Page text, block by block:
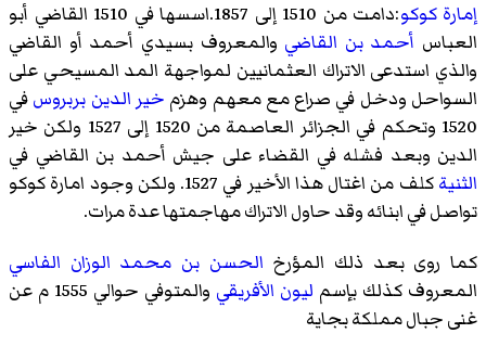
إمارة كوكو
:دامت من 1510 إلى 1857.اسسها في 1510 القاضي أبو
العباس أحمد بن القاضي والمعروف بسيدي أحمد أو القاضي
والذي استدعى الاتراك العثمانيين لمواجهة المد المسيحي على
السواحل ودخل في صراع مع معهم وهزم خير الدين بربروسفي
1520 وتحكم في الجزائر العاصمة من 1520 إلى 1527 ولكن خير
الدين وبعد فشله في القضاء على جيش أحمد بن القاضي في
الثنية
كلف من اغتال هذا الأخير في 1527. ولكن وجود امارة كوكو
تواصل في ابنائه وقد حاول الاتراك مهاجمتها عدة مرات.
كما روى بعد ذلك المؤرخ الحسن بن محمد الوزان الفاسي
المعروف كذلك بإسم ليون الأفريقي
والمتوفي حوالي 1555 م عن
غنى جبال مملكة بجاية